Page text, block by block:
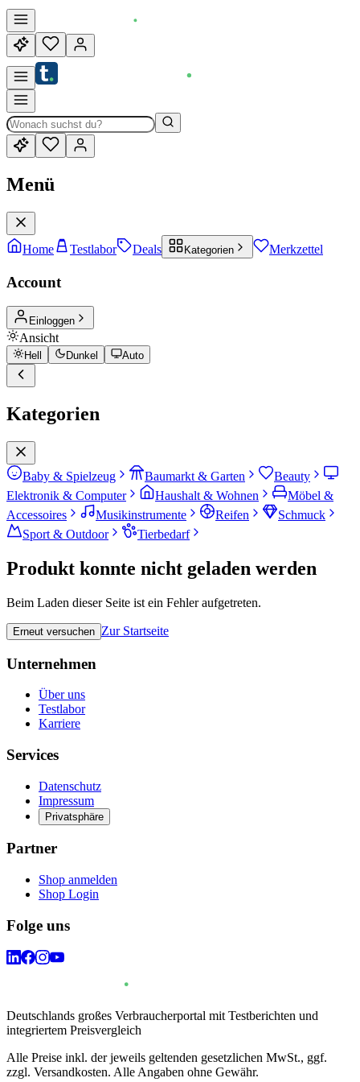
Menü
Home Testlabor Deals Kategorien Merkzettel
Account
Einloggen
Ansicht
Hell Dunkel Auto
Kategorien
Baby & Spielzeug Baumarkt & Garten
Beauty
Elektronik & Computer
Haushalt & Wohnen
Möbel &
Accessoires
Musikinstrumente Reifen
Schmuck
Sport & Outdoor
Tierbedarf
Produkt konnte nicht geladen werden
Beim Laden dieser Seite ist ein Fehler aufgetreten.
Erneut versuchen Zur Startseite
Unternehmen
Über uns
Testlabor
Karriere
Services
Datenschutz
Impressum
Privatsphäre
Partner
Shop anmelden
Shop Login
Folge uns
Deutschlands großes Verbraucherportal mit Testberichten und
integriertem Preisvergleich
Alle Preise inkl. der jeweils geltenden gesetzlichen MwSt., ggf.
zzgl. Versandkosten. Alle Angaben ohne Gewähr.